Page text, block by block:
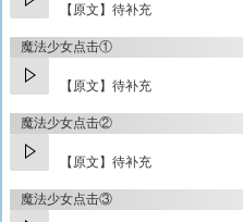
【原文】待补充
魔法少女点击①
【原文】待补充
魔法少女点击②
【原文】待补充
魔法少女点击③